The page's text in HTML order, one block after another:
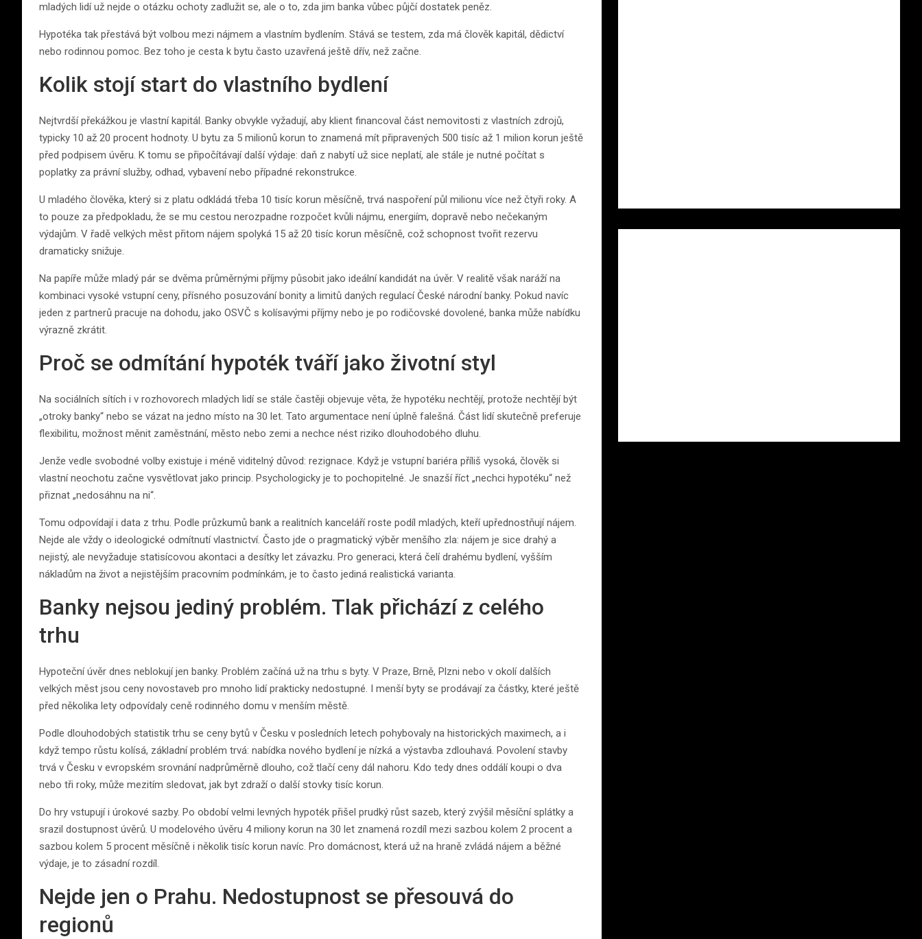
mladých lidí už nejde o otázku ochoty zadlužit se, ale o to, zda jim banka vůbec půjčí dostatek peněz.
Hypotéka tak přestává být volbou mezi nájmem a vlastním bydlením. Stává se testem, zda má člověk kapitál, dědictví
nebo rodinnou pomoc. Bez toho je cesta k bytu často uzavřená ještě dřív, než začne.
Kolik stojí start do vlastního bydlení
Nejtvrdší překážkou je vlastní kapitál. Banky obvykle vyžadují, aby klient financoval část nemovitosti z vlastních zdrojů,
typicky 10 až 20 procent hodnoty. U bytu za 5 milionů korun to znamená mít připravených 500 tisíc až 1 milion korun ještě
před podpisem úvěru. K tomu se připočítávají další výdaje: daň z nabytí už sice neplatí, ale stále je nutné počítat s
poplatky za právní služby, odhad, vybavení nebo případné rekonstrukce.
U mladého člověka, který si z platu odkládá třeba 10 tisíc korun měsíčně, trvá naspoření půl milionu více než čtyři roky. A
to pouze za předpokladu, že se mu cestou nerozpadne rozpočet kvůli nájmu, energiím, dopravě nebo nečekaným
výdajům. V řadě velkých měst přitom nájem spolyká 15 až 20 tisíc korun měsíčně, což schopnost tvořit rezervu
dramaticky snižuje.
Na papíře může mladý pár se dvěma průměrnými příjmy působit jako ideální kandidát na úvěr. V realitě však naráží na
kombinaci vysoké vstupní ceny, přísného posuzování bonity a limitů daných regulací České národní banky. Pokud navíc
jeden z partnerů pracuje na dohodu, jako OSVČ s kolísavými příjmy nebo je po rodičovské dovolené, banka může nabídku
výrazně zkrátit.
Proč se odmítání hypoték tváří jako životní styl
Na sociálních sítích i v rozhovorech mladých lidí se stále častěji objevuje věta, že hypotéku nechtějí, protože nechtějí být
„otroky banky“ nebo se vázat na jedno místo na 30 let. Tato argumentace není úplně falešná. Část lidí skutečně preferuje
flexibilitu, možnost měnit zaměstnání, město nebo zemi a nechce nést riziko dlouhodobého dluhu.
Jenže vedle svobodné volby existuje i méně viditelný důvod: rezignace. Když je vstupní bariéra příliš vysoká, člověk si
vlastní neochotu začne vysvětlovat jako princip. Psychologicky je to pochopitelné. Je snazší říct „nechci hypotéku“ než
přiznat „nedosáhnu na ni“.
Tomu odpovídají i data z trhu. Podle průzkumů bank a realitních kanceláří roste podíl mladých, kteří upřednostňují nájem.
Nejde ale vždy o ideologické odmítnutí vlastnictví. Často jde o pragmatický výběr menšího zla: nájem je sice drahý a
nejistý, ale nevyžaduje statisícovou akontaci a desítky let závazku. Pro generaci, která čelí drahému bydlení, vyšším
nákladům na život a nejistějším pracovním podmínkám, je to často jediná realistická varianta.
Banky nejsou jediný problém. Tlak přichází z celého
trhu
Hypoteční úvěr dnes neblokují jen banky. Problém začíná už na trhu s byty. V Praze, Brně, Plzni nebo v okolí dalších
velkých měst jsou ceny novostaveb pro mnoho lidí prakticky nedostupné. I menší byty se prodávají za částky, které ještě
před několika lety odpovídaly ceně rodinného domu v menším městě.
Podle dlouhodobých statistik trhu se ceny bytů v Česku v posledních letech pohybovaly na historických maximech, a i
když tempo růstu kolísá, základní problém trvá: nabídka nového bydlení je nízká a výstavba zdlouhavá. Povolení stavby
trvá v Česku v evropském srovnání nadprůměrně dlouho, což tlačí ceny dál nahoru. Kdo tedy dnes oddálí koupi o dva
nebo tři roky, může mezitím sledovat, jak byt zdraží o další stovky tisíc korun.
Do hry vstupují i úrokové sazby. Po období velmi levných hypoték přišel prudký růst sazeb, který zvýšil měsíční splátky a
srazil dostupnost úvěrů. U modelového úvěru 4 miliony korun na 30 let znamená rozdíl mezi sazbou kolem 2 procent a
sazbou kolem 5 procent měsíčně i několik tisíc korun navíc. Pro domácnost, která už na hraně zvládá nájem a běžné
výdaje, je to zásadní rozdíl.
Nejde jen o Prahu. Nedostupnost se přesouvá do
regionů